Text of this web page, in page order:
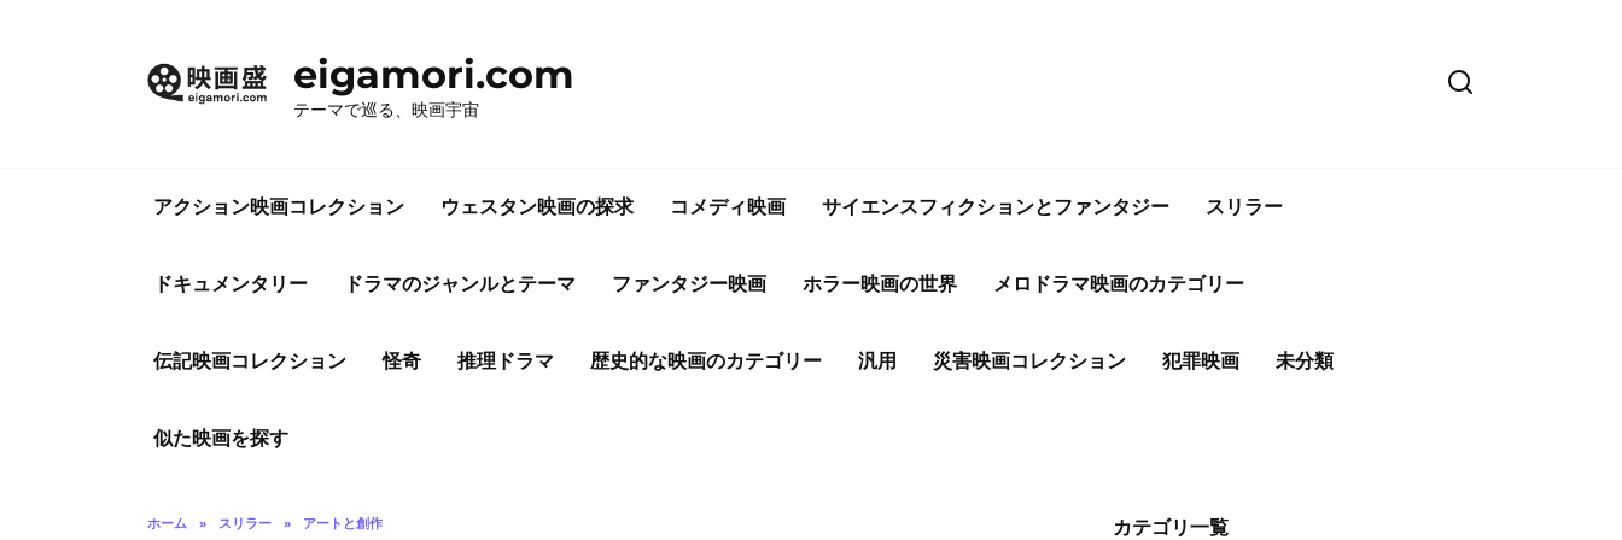
eigamori.com
テーマで巡る、映画宇宙
アクション映画コレクション ウェスタン映画の探求 コメディ映画 サイエンスフィクションとファンタジー スリラー
ドキュメンタリー ドラマのジャンルとテーマ ファンタジー映画 ホラー映画の世界 メロドラマ映画のカテゴリー
伝記映画コレクション 怪奇 推理ドラマ 歴史的な映画のカテゴリー 汎用 災害映画コレクション 犯罪映画 未分類
似た映画を探す
ホーム » スリラー » アートと創作 カテゴリ一覧